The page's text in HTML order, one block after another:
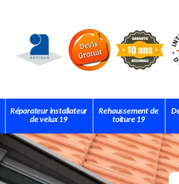
Réparateur installateur
de velux 19
Rehaussement de
toiture 19